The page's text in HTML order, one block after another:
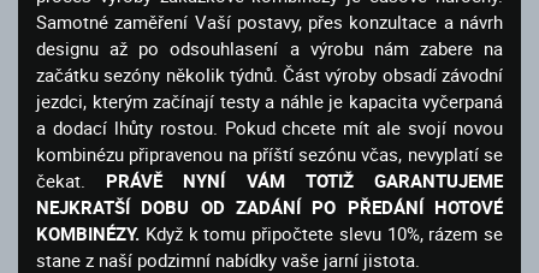
Samotné zaměření Vaší postavy, přes konzultace a návrh
designu až po odsouhlasení a výrobu nám zabere na
začátku sezóny několik týdnů. Část výroby obsadí závodní
jezdci, kterým začínají testy a náhle je kapacita vyčerpaná
a dodací lhůty rostou. Pokud chcete mít ale svojí novou
kombinézu připravenou na příští sezónu včas, nevyplatí se
čekat.
PRÁVĚ NYNÍ VÁM TOTIŽ GARANTUJEME
NEJKRATŠÍ DOBU OD ZADÁNÍ PO PŘEDÁNÍ HOTOVÉ
KOMBINÉZY. Když k tomu připočtete slevu 10%, rázem se
stane z naší podzimní nabídky vaše jarní jistota.